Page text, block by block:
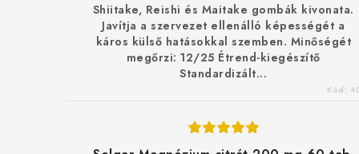
Shiitake, Reishi és Maitake gombák kivonata.
Javítja a szervezet ellenálló képességét a
káros külső hatásokkal szemben. Minőségét
megőrzi: 12/25 Étrend-kiegészítő
Standardizált...
Kód: